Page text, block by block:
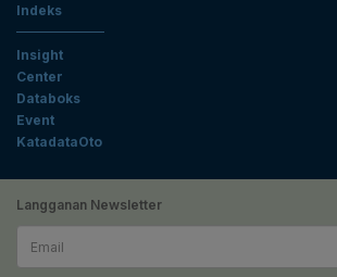
Indeks
Insight
Center
Databoks
Event
KatadataOto
Langganan Newsletter